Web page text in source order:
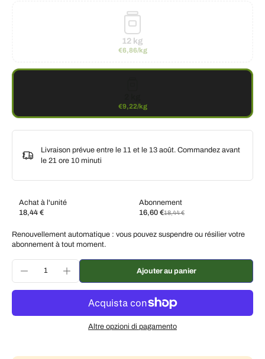
12 kg
€6,86/kg
€9,22/kg
Livraison prévue entre le 11 et le 13 août. Commandez avant
le 21 ore 10 minuti
Achat à l'unité
18,44 €
Abonnement
16,60 €18,44 €
Abonnez-vous et économisez
Livraison toutes les deux semaines, 10 % de
Livraison toutes les 3 semaines, 7 % de réduction
Livraison tous les mois, 5 % de réduction
€17,52 EUR
Renouvellement automatique : vous pouvez suspendre ou résilier votre
abonnement à tout moment.
Ajouter au panier
Altre opzioni di pagamento